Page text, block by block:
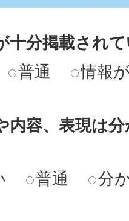
十分掲載され
普通 情報
内容、表現は
普通 分